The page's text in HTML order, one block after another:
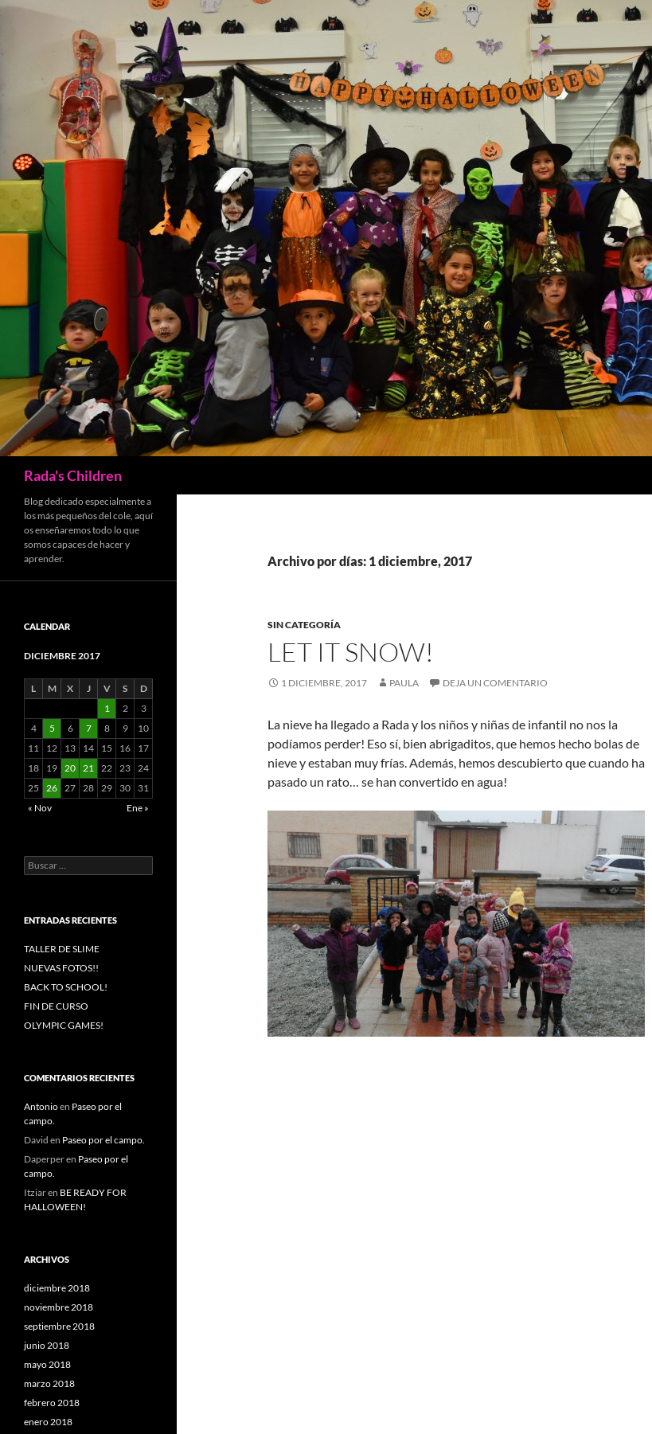
Rada's Children
Archivo por días: 1 diciembre, 2017
SIN CATEGORÍA
LET IT SNOW!
1 DICIEMBRE, 2017 PAULA DEJA UN COMENTARIO
La nieve ha llegado a Rada y los niños y niñas de infantil no nos la
podíamos perder! Eso sí, bien abrigaditos, que hemos hecho bolas de
nieve y estaban muy frías. Además, hemos descubierto que cuando ha
pasado un rato… se han convertido en agua!
Blog dedicado especialmente a
los más pequeños del cole, aquí
os enseñaremos todo lo que
somos capaces de hacer y
aprender.
CALENDAR
DICIEMBRE 2017
L M X J V S
D
1
2
3
4
5 6 7 8 9
10
11
12 13 14 15 16
17
18
19 20 21 22 23 24
25
26 27 28 29 30
31
« Nov
Ene »
Buscar:
ENTRADAS RECIENTES
TALLER DE SLIME
NUEVAS FOTOS!!
BACK TO SCHOOL!
FIN DE CURSO
OLYMPIC GAMES!
COMENTARIOS RECIENTES
Antonioen Paseo por el
campo.
David en Paseo por el campo.
Daperperen Paseo por el
campo.
Itziaren BE READY FOR
HALLOWEEN!
ARCHIVOS
diciembre 2018
noviembre 2018
septiembre 2018
junio 2018
mayo 2018
marzo 2018
febrero 2018
enero 2018